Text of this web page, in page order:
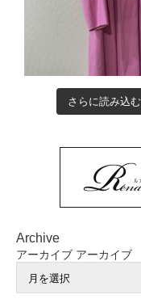
さらに読み込む
Archive
アーカイブ アーカイブ